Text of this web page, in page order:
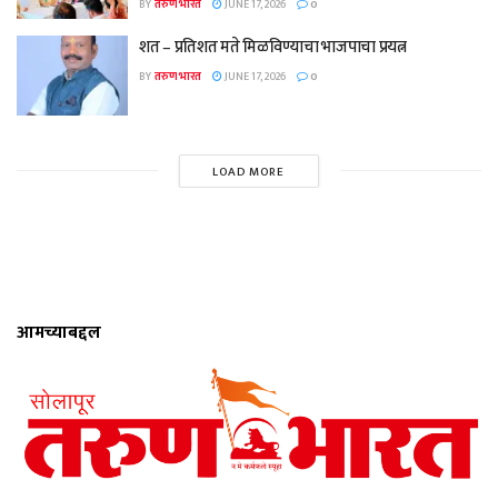
BYतरुण भारत JUNE 17, 2026 0
शत – प्रतिशत मते मिळविण्याचा भाजपाचा प्रयत्न
BYतरुण भारत JUNE 17, 2026 0
LOAD MORE
आमच्याबद्दल